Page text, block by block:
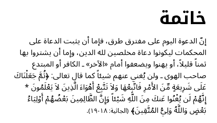
خاتمة
إنّ الدعوة اليوم على مفترق طرق، فإما أن يثبت الدعاة على
المحكمات ليكونوا دعاة مخلصين لله الدين، وإما أن يشتروا بها
ثمناً قليلاً، أو يهنوا ويضعفوا أمام «الآخر» ـ الكافر أو المبتدع
صاحب الهوى ـ ولن يُغني عنهم شيئاً كما قال تعالى: ﴿ثُمَّ جَعَلْنَاكَ
عَلَى شَرِيعَةٍ مِّنَ الأَمْرِ فَاتَّبِعْهَا وَلاَ تَتَّبِعْ أَهْوَاءَ الَّذِينَ لاَ يَعْلَمُونَ *
إِنَّهُمْ لَن يُغْنُوا عَنكَ مِنَ اللَّهِ شَيْئاً وَإِنَّ الظَّالِمِينَ بَعْضُهُمْ أَوْلِيَاءُ
بَعْضٍ وَاللَّهُ وَلِيُّ المُتَّقِينَ﴾(الجاثية: ١٨-١٩)
.